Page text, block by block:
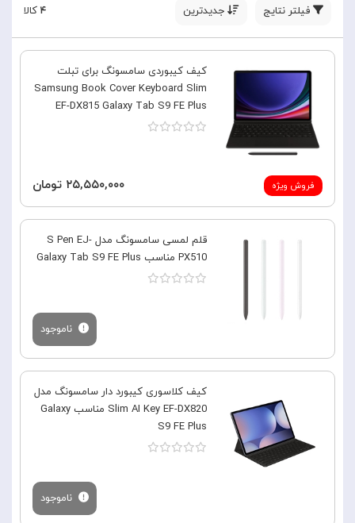
فیلتر نتایج جدیدترین ۴ کالا
فروش ویژه
کیف کیبوردی سامسونگ برای تبلت
Samsung Book Cover Keyboard Slim
EF-DX815 Galaxy Tab S9 FE Plus
۲۵,۵۵۰,۰۰۰ تومان
قلم لمسی سامسونگ مدل S Pen EJ-
PX510 مناسب Galaxy Tab S9 FE Plus
ناموجود
کیف کلاسوری کیبورد دار سامسونگ مدل
Slim AI Key EF-DX820 مناسب Galaxy
S9 FE Plus
ناموجود